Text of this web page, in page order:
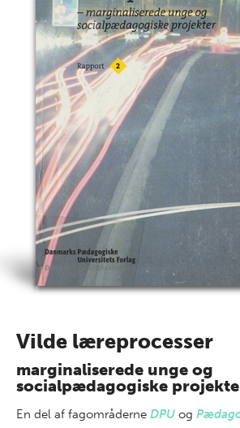
Vilde læreprocesser
marginaliserede unge og
socialpædagogiske
En del af fagområderne DPU og